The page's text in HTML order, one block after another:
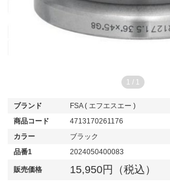
1 / 1
ブランド
FSA ( エフエスエー )
商品コード
4713170261176
カラー
ブラック
品番1
2024050400083
販売価格 15,950円（税込）